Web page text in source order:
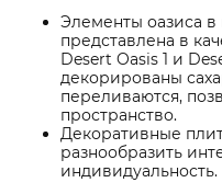
Элементы оазиса в
представлена в
Desert Oasis 1 и
декорированы
переливаются,
пространство.
Декоративные
разнообразить
индивидуальность.